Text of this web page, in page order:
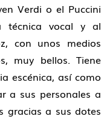
Verdi o el Puccini
técnica vocal y al
con unos medios
muy bellos. Tiene
escénica, así como
a sus personales a
gracias a sus dotes